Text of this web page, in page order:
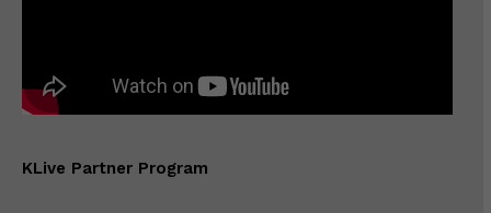
KLive Partner Program